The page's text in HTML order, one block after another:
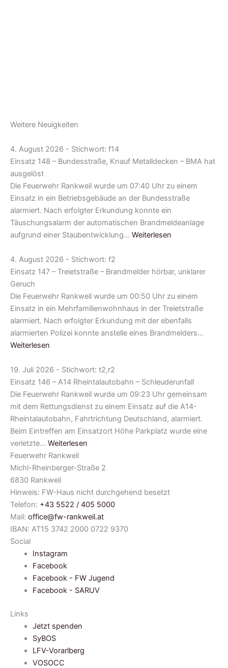
Weitere Neuigkeiten
4. August 2026 - Stichwort: f14
Einsatz 148 – Bundesstraße, Knauf Metalldecken – BMA hat
ausgelöst
Die Feuerwehr Rankweil wurde um 07:40 Uhr zu einem
Einsatz in ein Betriebsgebäude an der Bundesstraße
alarmiert. Nach erfolgter Erkundung konnte ein
Täuschungsalarm der automatischen Brandmeldeanlage
aufgrund einer Staubentwicklung… Weiterlesen
4. August 2026 - Stichwort: f2
Einsatz 147 – Treietstraße – Brandmelder hörbar, unklarer
Geruch
Die Feuerwehr Rankweil wurde um 00:50 Uhr zu einem
Einsatz in ein Mehrfamilienwohnhaus in der Treietstraße
alarmiert. Nach erfolgter Erkundung mit der ebenfalls
alarmierten Polizei konnte anstelle eines Brandmelders…
Weiterlesen
19. Juli 2026 - Stichwort: t2,r2
Einsatz 146 – A14 Rheintalautobahn – Schleuderunfall
Die Feuerwehr Rankweil wurde um 09:23 Uhr gemeinsam
mit dem Rettungsdienst zu einem Einsatz auf die A14-
Rheintalautobahn, Fahrtrichtung Deutschland, alarmiert.
Beim Eintreffen am Einsatzort Höhe Parkplatz wurde eine
verletzte… Weiterlesen
Feuerwehr Rankweil
Michl-Rheinberger-Straße 2
6830 Rankweil
Hinweis: FW-Haus nicht durchgehend besetzt
Telefon: +43 5522 / 405 5000
Mail: office@fw-rankweil.at
IBAN: AT15 3742 2000 0722 9370
Social
Instagram
Facebook
Facebook - FW Jugend
Facebook - SARUV
Links
Jetzt spenden
SyBOS
LFV-Vorarlberg
VOSOCC